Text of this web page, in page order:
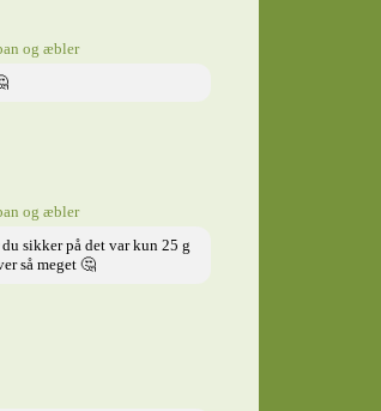
og æbler
og æbler
sikker på det var kun 25 g
så meget 🤔